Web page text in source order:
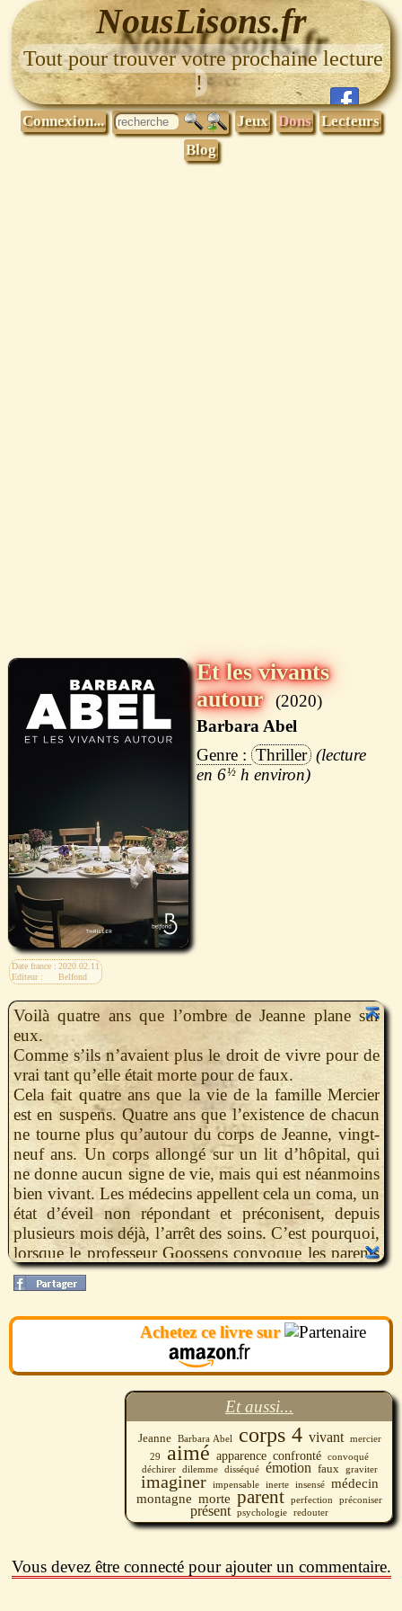
NousLisons.fr
Tout pour trouver votre prochaine lecture
!
Connexion... Jeux Dons Lecteurs
Blog
Date france : 2020.02.11
Editeur :
Belfond
Et les vivants
autour
2020
Barbara Abel
Thriller
6½ h
Voilà quatre ans que l’ombre de Jeanne plane sur
eux.
Comme s’ils n’avaient plus le droit de vivre pour de
vrai tant qu’elle était morte pour de faux.
Cela fait quatre ans que la vie de la famille Mercier
est en suspens. Quatre ans que l’existence de chacun
ne tourne plus qu’autour du corps de Jeanne, vingt-
neuf ans. Un corps allongé sur un lit d’hôpital, qui
ne donne aucun signe de vie, mais qui est néanmoins
bien vivant. Les médecins appellent cela un coma, un
état d’éveil non répondant et préconisent, depuis
plusieurs mois déjà, l’arrêt des soins. C’est pourquoi,
lorsque le professeur Goossens convoque les parents
et l’époux de Jeanne pour un entretien, tous
redoutent ce qu’ils vont entendre. Ils sont pourtant
bien loin d’imaginer ce qui les attend. L’impensable
est arrivé. Le dilemme auquel ils sont confrontés est
totalement insensé et la famille de Jeanne, en
apparence si soudée, commence à se déchirer autour
du corps de la jeune femme.
et Je t’aime, le nouveau thriller de
Barbara Abel dissèque à la perfection la psychologie
et les émotions en montagnes russes des personnages
qui gravitent autour du corps de Jeanne, inerte et si
Achetez ce livre sur
Et aussi...
Jeanne Barbara Abel corps 4 vivant mercier
29 aimé apparence confronté convoqué
déchirer
dilemme disséqué émotion faux graviter
imaginer impensable inerte insensé médecin
montagne morte parent perfection préconiser
présent psychologie redouter
Vous devez être connecté pour ajouter un commentaire.